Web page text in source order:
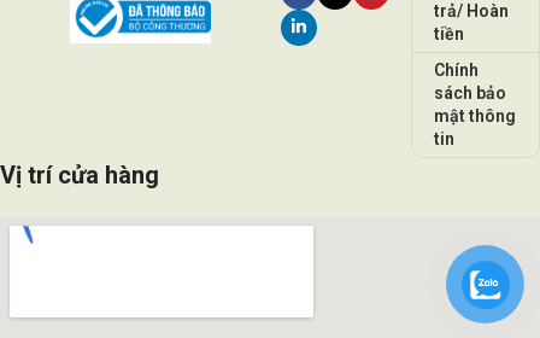
trả/ Hoàn
tiền
Chính
sách bảo
mật thông
tin
Vị trí cửa hàng